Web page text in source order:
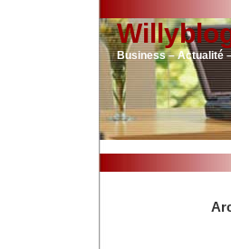
Business – Actualité